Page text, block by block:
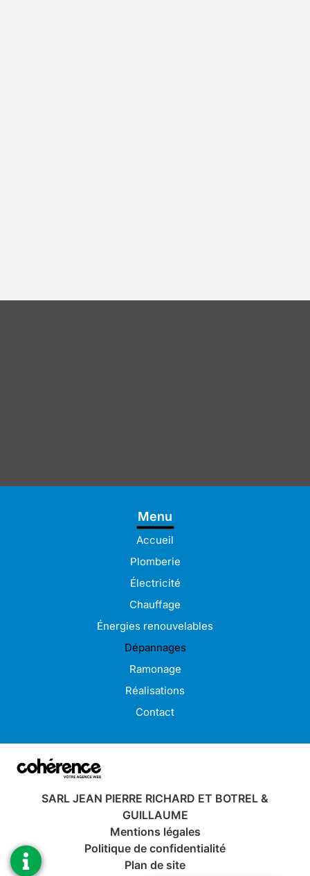
Menu
Accueil
Plomberie
Électricité
Chauffage
Énergies renouvelables
Dépannages
Ramonage
Réalisations
Contact
SARL JEAN PIERRE RICHARD ET BOTREL &
GUILLAUME
Mentions légales
Politique de confidentialité
Plan de site